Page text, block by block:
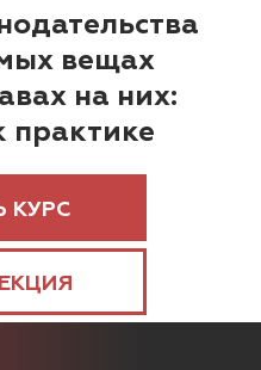
вещах
на них:
практике
КУРС